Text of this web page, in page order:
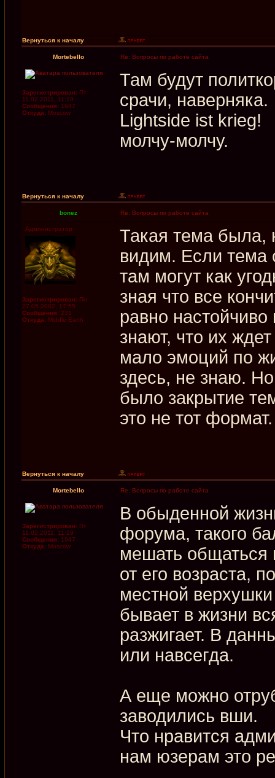
Вернуться к началу
Mortebello Re: Вопросы по работе сайта
Зарегистрирован: Пт
11.02.2011, 11:19
Сообщения: 1947
Откуда: Moscow
Там будут
срачи, наверняка.
Lightside ist krieg!
молчу-молчу.
Вернуться к началу
bonez Re: Вопросы по работе сайта
Администратор
Зарегистрирован: Пн
27.05.2002, 17:55
Сообщения: 231
Откуда: Middle Earth
Такая тема была,
видим. Если тема
там могут как
зная что все
равно настойчиво
знают, что их
мало эмоций по
здесь, не знаю.
было закрытие
это не тот формат.
Вернуться к началу
Mortebello Re: Вопросы по работе сайта
Зарегистрирован: Пт
11.02.2011, 11:19
Сообщения: 1947
Откуда: Moscow
В обыденной
форума, такого
мешать общаться
от его возраста,
местной
бывает в жизни
разжигает. В
или навсегда.
А еще можно
заводились вши.
Что нравится
нам юзерам это